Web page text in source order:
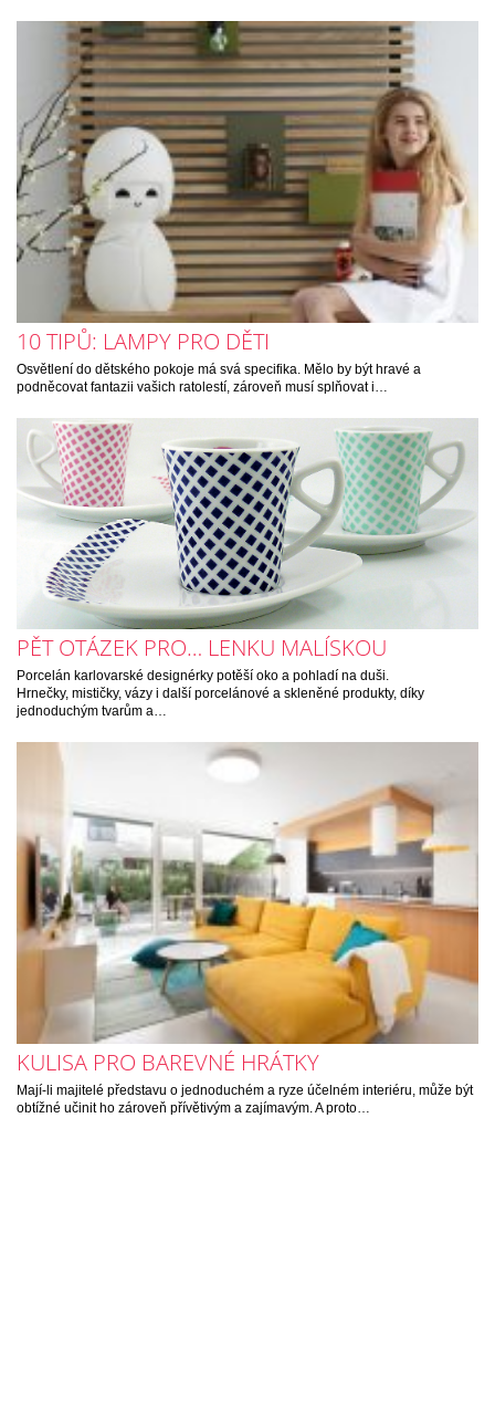
10 TIPŮ: LAMPY PRO DĚTI
Osvětlení do dětského pokoje má svá specifika. Mělo by být hravé a
podněcovat fantazii vašich ratolestí, zároveň musí splňovat i…
PĚT OTÁZEK PRO… LENKU MALÍSKOU
Porcelán karlovarské designérky potěší oko a pohladí na duši.
Hrnečky, mističky, vázy i další porcelánové a skleněné produkty, díky
jednoduchým tvarům a…
KULISA PRO BAREVNÉ HRÁTKY
Mají-li majitelé představu o jednoduchém a ryze účelném interiéru, může být
obtížné učinit ho zároveň přívětivým a zajímavým. A proto…